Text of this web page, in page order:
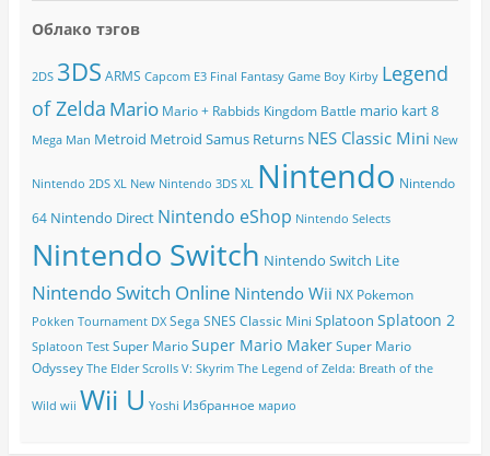
Облако тэгов
2DS 3DS ARMS Capcom E3 Final Fantasy Game Boy Kirby Legend
of Zelda Mario Mario + Rabbids Kingdom Battle mario kart 8
Mega Man Metroid Metroid Samus Returns NES Classic Mini New
Nintendo 2DS XL New Nintendo 3DS XL Nintendo Nintendo
64 Nintendo Direct Nintendo eShop Nintendo Selects
Nintendo Switch Nintendo Switch Lite
Nintendo Switch Online Nintendo Wii NX Pokemon
Pokken Tournament DX Sega SNES Classic Mini Splatoon Splatoon 2
Splatoon Test Super Mario Super Mario Maker Super Mario
Odyssey The Elder Scrolls V: Skyrim The Legend of Zelda: Breath of the
Wild wii Wii U Yoshi Избранное марио